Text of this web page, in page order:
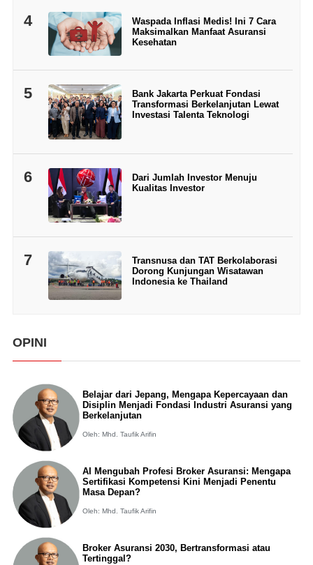
4
Waspada Inflasi Medis! Ini 7 Cara
Maksimalkan Manfaat Asuransi
Kesehatan
5
Bank Jakarta Perkuat Fondasi
Transformasi Berkelanjutan Lewat
Investasi Talenta Teknologi
6
Dari Jumlah Investor Menuju
Kualitas Investor
7
Transnusa dan TAT Berkolaborasi
Dorong Kunjungan Wisatawan
Indonesia ke Thailand
OPINI
Belajar dari Jepang, Mengapa Kepercayaan dan
Disiplin Menjadi Fondasi Industri Asuransi yang
Berkelanjutan
Oleh: Mhd. Taufik Arifin
AI Mengubah Profesi Broker Asuransi: Mengapa
Sertifikasi Kompetensi Kini Menjadi Penentu
Masa Depan?
Oleh: Mhd. Taufik Arifin
Broker Asuransi 2030, Bertransformasi atau
Tertinggal?